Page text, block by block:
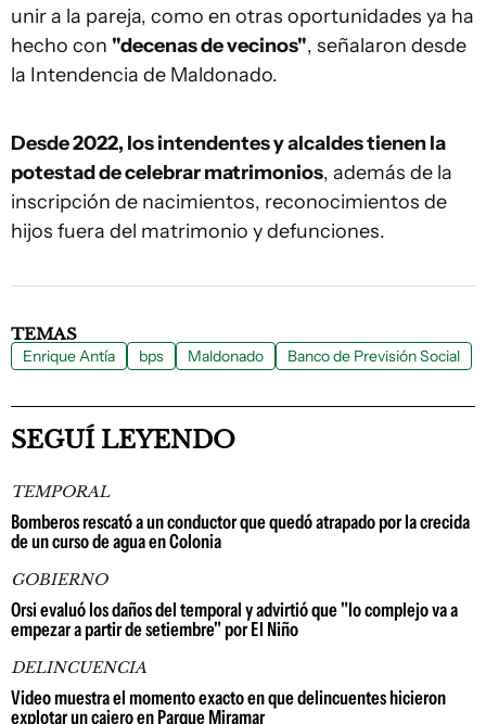
unir a la pareja, como en otras oportunidades ya ha
hecho con "decenas de vecinos", señalaron desde
la Intendencia de Maldonado.
Desde 2022, los intendentes y alcaldes tienen la
potestad de celebrar matrimonios, además de la
inscripción de nacimientos, reconocimientos de
hijos fuera del matrimonio y defunciones.
TEMAS
Enrique Antía bps Maldonado Banco de Previsión Social
SEGUÍ LEYENDO
TEMPORAL
Bomberos rescató a un conductor que quedó atrapado por la crecida
de un curso de agua en Colonia
GOBIERNO
Orsi evaluó los daños del temporal y advirtió que "lo complejo va a
empezar a partir de setiembre" por El Niño
DELINCUENCIA
Video muestra el momento exacto en que delincuentes hicieron
explotar un cajero en Parque Miramar